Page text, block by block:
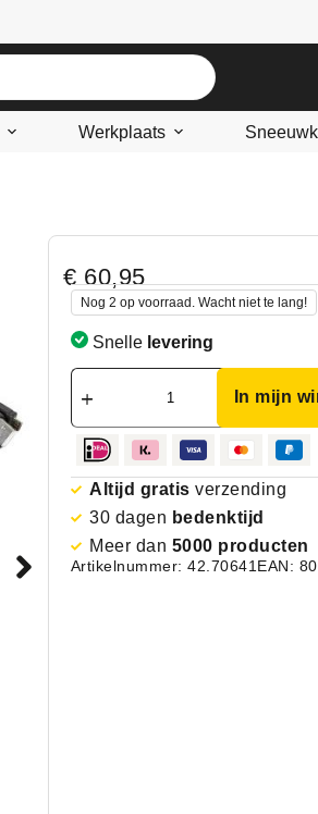
Werkplaats
€60,95
Nog 2 op voorraad. Wacht niet te lang!
Snelle levering
In mijn
Altijd gratis verzending
30 dagen bedenktijd
Meer dan 5000 producten
Artikelnummer: 42.70641EAN: